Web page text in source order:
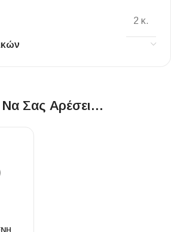
2 κ.
Σας Αρέσει…